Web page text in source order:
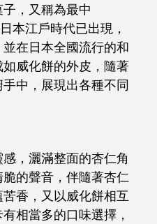
，又稱為最中
本江戶時代已出現，
在日本全國流行的和
威化餅的外皮，隨著
中，展現出各種不同
，灑滿整面的杏仁角
的聲音，伴隨著杏仁
香，又以威化餅相互
相當多的口味選擇，